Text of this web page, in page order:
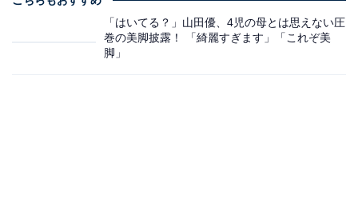
「はいてる？」山田優、4児の母とは思えない圧
巻の美脚披露！ 「綺麗すぎます」「これぞ美
脚」